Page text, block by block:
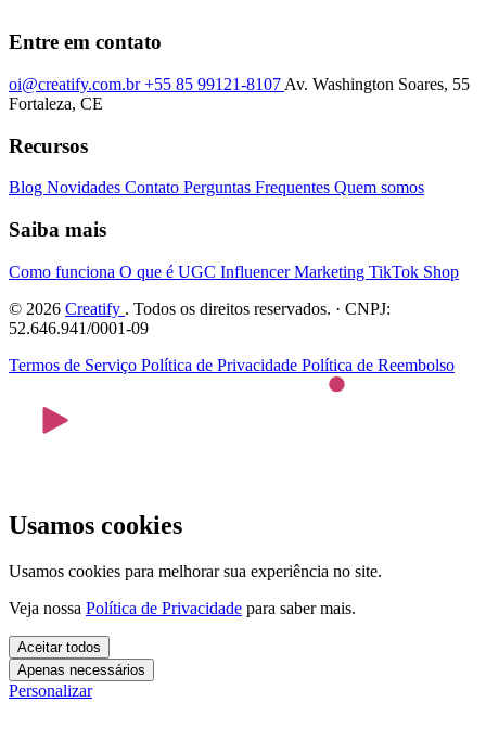
Entre em contato
oi@creatify.com.br+55 85 99121-8107 Av. Washington Soares, 55
Fortaleza, CE
Recursos
Blog Novidades Contato Perguntas Frequentes Quem somos
Saiba mais
Como funciona O que é UGC Influencer Marketing TikTok Shop
© 2026 Creatify . Todos os direitos reservados. · CNPJ:
52.646.941/0001-09
Termos de Serviço Política de Privacidade Política de Reembolso
Usamos cookies
Usamos cookies para melhorar sua experiência no site.
Veja nossa Política de Privacidade para saber mais.
Aceitar todos
Apenas necessários
Personalizar